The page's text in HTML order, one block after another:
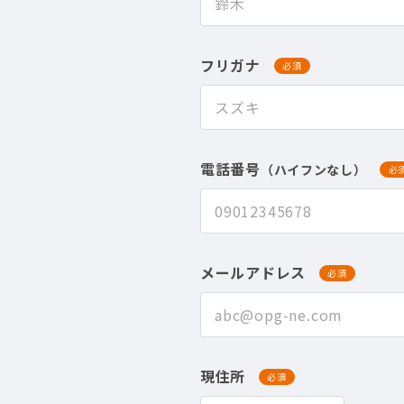
フリガナ 必須
電話番号 （ハイフンなし） 必
メールアドレス 必須
現住所 必須